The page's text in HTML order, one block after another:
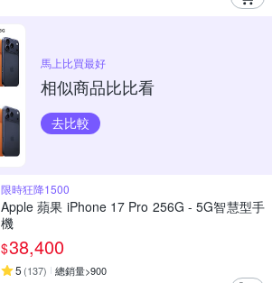
馬上比買最好
相似商品比比看
去比較
限時狂降1500
Apple 蘋果 iPhone 17 Pro 256G - 5G智慧型手
機
$38,400
5 (137) 總銷量>900